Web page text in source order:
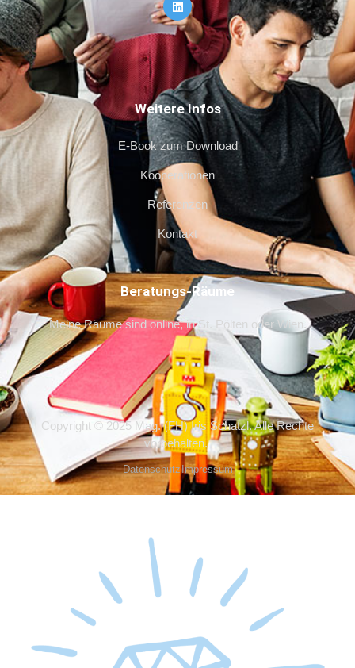
Weitere Infos
E-Book zum Download
Kooperationen
Referenzen
Kontakt
Beratungs-Räume
Meine Räume sind online, in St. Pölten oder Wien.
Copyright © 2025 Mag. (FH) Iris Schatzl. Alle Rechte
vorbehalten.
DatenschutzImpressum